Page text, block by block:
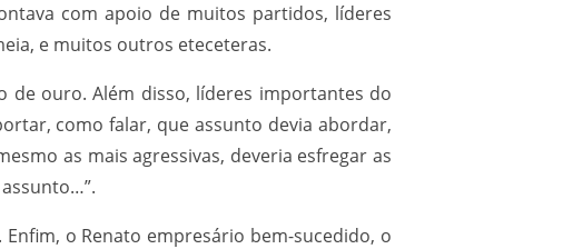
com apoio de muitos partidos, líderes
e muitos outros eteceteras.
de ouro. Além disso, líderes importantes do
como falar, que assunto devia abordar,
as mais agressivas, deveria esfregar as
o Renato empresário bem-sucedido, o